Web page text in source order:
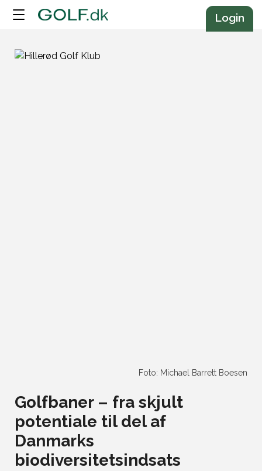
Annonce
Login
Foto: Michael Barrett Boesen
Golfbaner – fra skjult
potentiale til del af
Danmarks
biodiversitetsindsats